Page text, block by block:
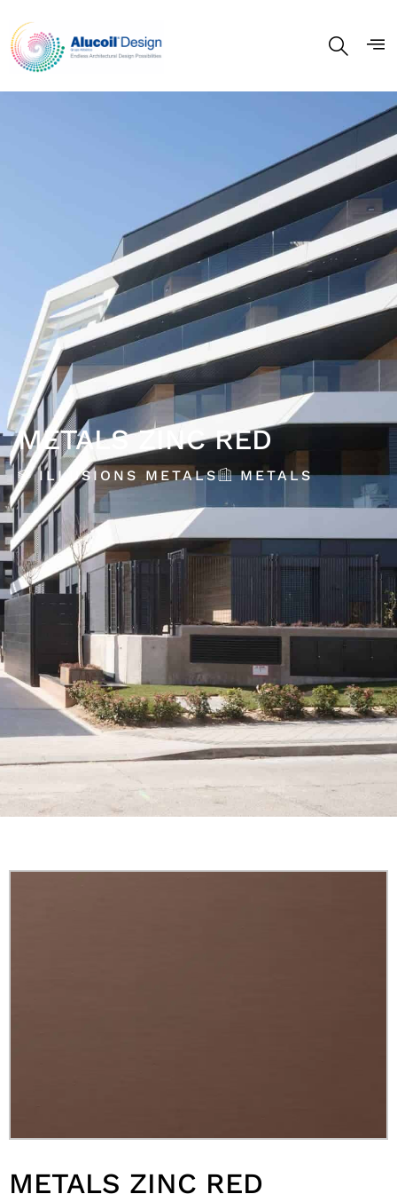
METALS ZINC RED
ILLUSIONS METALS METALS
METALS ZINC RED